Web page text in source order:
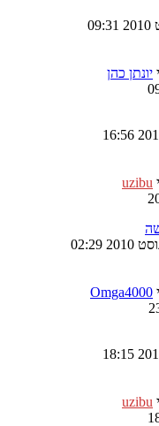
יונתן כהן
uzibu
Omga4000
uzibu